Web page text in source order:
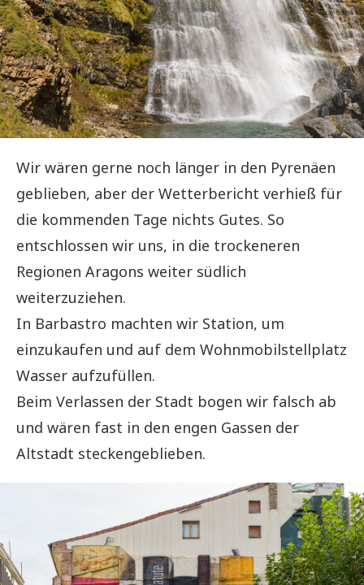
Wir wären gerne noch länger in den Pyrenäen
geblieben, aber der Wetterbericht verhieß für
die kommenden Tage nichts Gutes. So
entschlossen wir uns, in die trockeneren
Regionen Aragons weiter südlich
weiterzuziehen.
In Barbastro machten wir Station, um
einzukaufen und auf dem Wohnmobilstellplatz
Wasser aufzufüllen.
Beim Verlassen der Stadt bogen wir falsch ab
und wären fast in den engen Gassen der
Altstadt steckengeblieben.